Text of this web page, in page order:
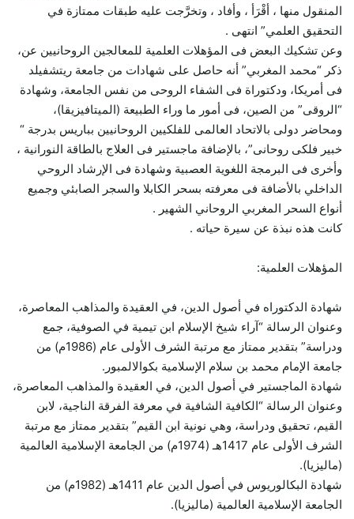
المنقول منها ، أقْرَأ ، وأفاد ، وتخرَّجت عليه طبقات ممتازة في
التحقيق العلمي” انتهى .
وعن تشكيك البعض فى المؤهلات العلمية للمعالجين الروحانيين عن،
ذكر “محمد المغربي” أنه حاصل على شهادات من جامعة ريتشفيلد
فى أمريكا، ودكتوراة فى الشفاء الروحى من نفس الجامعة، وشهادة
“الروقى” من الصين، فى أمور ما وراء الطبيعة (الميتافيزيقا)،
ومحاضر دولى بالاتحاد العالمى للفلكيين الروحانيين بباريس بدرجة “
خبير فلكى روحانى”، بالإضافة ماجستير فى العلاج بالطاقة النورانية ،
وأخرى فى البرمجة اللغوية العصبية وشهادة فى الإرشاد الروحي
الداخلي بالأضافة فى معرفته بسحر الكابلا والسجر الصابئي وجميع
أنواع السحر المغربي الروحاني الشهير .
كانت هذه نبذة عن سيرة حياته .
المؤهلات العلمية:
شهادة الدكتوراه في أصول الدين، في العقيدة والمذاهب المعاصرة،
وعنوان الرسالة “آراء شيخ الإسلام ابن تيمية في الصوفية، جمع
ودراسة” بتقدير ممتاز مع مرتبة الشرف الأولى عام (1986م) من
جامعة الإمام محمد بن سلام الإسلامية بكوالالمبور.
شهادة الماجستير في أصول الدين، في العقيدة والمذاهب المعاصرة،
وعنوان الرسالة “الكافية الشافية في معرفة الفرقة الناجية، لابن
القيم، تحقيق ودراسة، وهي نونية ابن القيم” بتقدير ممتاز مع مرتبة
الشرف الأولى عام 1417هـ (1974م) من الجامعة الإسلامية العالمية
(ماليزيا).
شهادة البكالوريوس في أصول الدين عام 1411هـ (1982م) من
الجامعة الإسلامية العالمية (ماليزيا).